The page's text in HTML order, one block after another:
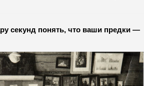
секунд понять, что ваши предки —